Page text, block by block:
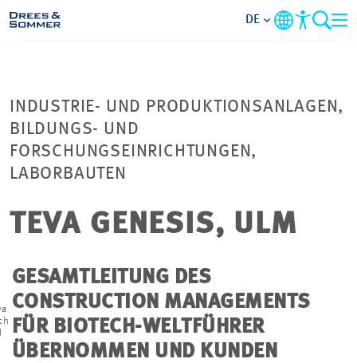
IM FOKUS
PROJEKTE
KONTAKT
DE
INDUSTRIE- UND PRODUKTIONSANLAGEN,
BILDUNGS- UND
FORSCHUNGSEINRICHTUNGEN,
LABORBAUTEN
TEVA GENESIS, ULM
GESAMTLEITUNG DES
CONSTRUCTION MANAGEMENTS
FÜR BIOTECH-WELTFÜHRER
ÜBERNOMMEN UND KUNDEN